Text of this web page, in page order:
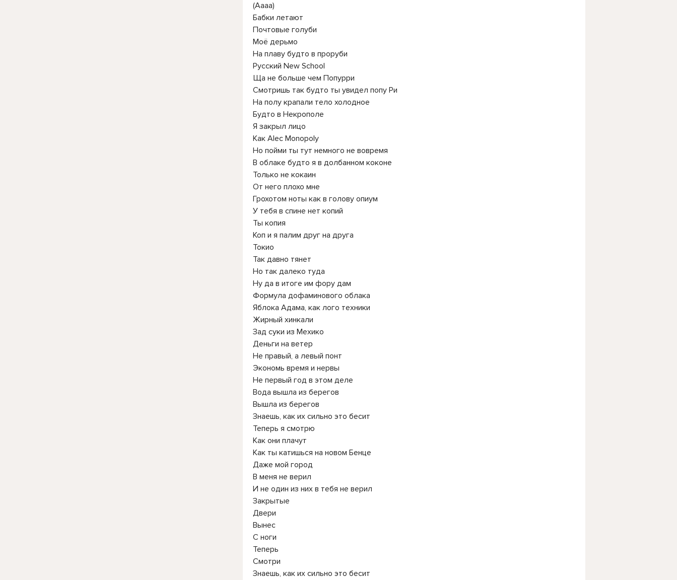
(Аааа)
Бабки летают
Почтовые голуби
Моё дерьмо
На плаву будто в проруби
Русский New School
Ща не больше чем Попурри
Смотришь так будто ты увидел попу Ри
На полу крапали тело холодное
Будто в Некрополе
Я закрыл лицо
Как Alec Monopoly
Но пойми ты тут немного не вовремя
В облаке будто я в долбанном коконе
Только не кокаин
От него плохо мне
Грохотом ноты как в голову опиум
У тебя в спине нет копий
Ты копия
Коп и я палим друг на друга
Токио
Так давно тянет
Но так далеко туда
Ну да в итоге им фору дам
Формула дофаминового облака
Яблока Адама, как лого техники
Жирный хинкали
Зад суки из Мехико
Деньги на ветер
Не правый, а левый понт
Экономь время и нервы
Не первый год в этом деле
Вода вышла из берегов
Вышла из берегов
Знаешь, как их сильно это бесит
Теперь я смотрю
Как они плачут
Как ты катишься на новом Бенце
Даже мой город
В меня не верил
И не один из них в тебя не верил
Закрытые
Двери
Вынес
С ноги
Теперь
Смотри
Знаешь, как их сильно это бесит